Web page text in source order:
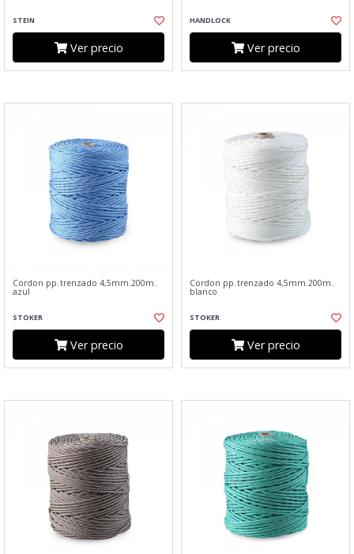
STEIN
Ver precio
HANDLOCK
Ver precio
Cordon pp.trenzado 4,5mm.200m.
azul
STOKER
Ver precio
Cordon pp.trenzado 4,5mm.200m.
blanco
STOKER
Ver precio